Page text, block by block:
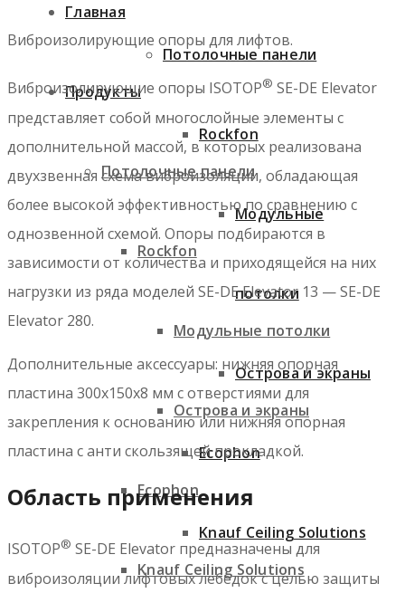
Главная
Продукты
Потолочные панели
Rockfon
Модульные потолки
Острова и экраны
Ecophon
Knauf Ceiling Solutions
Потолочные панели
Rockfon
Модульные
потолки
Острова и экраны
Ecophon
Knauf Ceiling Solutions
Виброизолирующие опоры для лифтов.
Виброизолирующие опоры ISOTOP® SE-DE Elevator
представляет собой многослойные элементы с
дополнительной массой, в которых реализована
двухзвенная схема виброизоляции, обладающая
более высокой эффективностью по сравнению с
однозвенной схемой. Опоры подбираются в
зависимости от количества и приходящейся на них
нагрузки из ряда моделей SE-DE Elevator 13 — SE-DE
Elevator 280.
Дополнительные аксессуары: нижняя опорная
пластина 300х150х8 мм с отверстиями для
закрепления к основанию или нижняя опорная
пластина с анти скользящей прокладкой.
Область применения
ISOTOP® SE-DE Elevator предназначены для
виброизоляции лифтовых лебедок с целью защиты